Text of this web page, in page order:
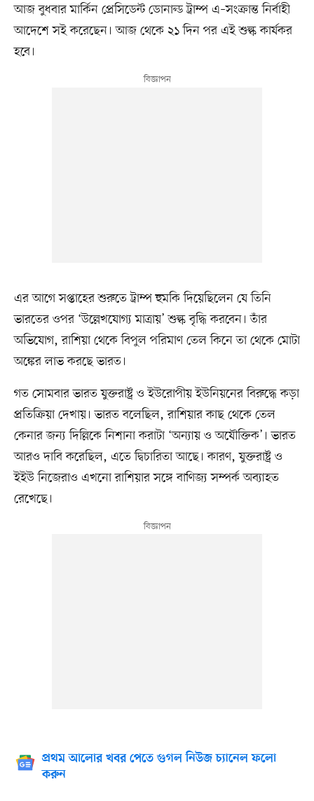
আজ বুধবার মার্কিন প্রেসিডেন্ট ডোনাল্ড ট্রাম্প এ–সংক্রান্ত নির্বাহী
আদেশে সই করেছেন। আজ থেকে ২১ দিন পর এই শুল্ক কার্যকর
হবে।
এর আগে সপ্তাহের শুরুতে ট্রাম্প হুমকি দিয়েছিলেন যে তিনি
ভারতের ওপর ‘উল্লেখযোগ্য মাত্রায়’ শুল্ক বৃদ্ধি করবেন। তাঁর
অভিযোগ, রাশিয়া থেকে বিপুল পরিমাণ তেল কিনে তা থেকে মোটা
অঙ্কের লাভ করছে ভারত।
গত সোমবার ভারত যুক্তরাষ্ট্র ও ইউরোপীয় ইউনিয়নের বিরুদ্ধে কড়া
প্রতিক্রিয়া দেখায়। ভারত বলেছিল, রাশিয়ার কাছ থেকে তেল
কেনার জন্য দিল্লিকে নিশানা করাটা ‘অন্যায় ও অযৌক্তিক’। ভারত
আরও দাবি করেছিল, এতে দ্বিচারিতা আছে। কারণ, যুক্তরাষ্ট্র ও
ইইউ নিজেরাও এখনো রাশিয়ার সঙ্গে বাণিজ্য সম্পর্ক অব্যাহত
রেখেছে।
প্রথম আলোর খবর পেতে গুগল নিউজ চ্যানেল ফলো
করুন